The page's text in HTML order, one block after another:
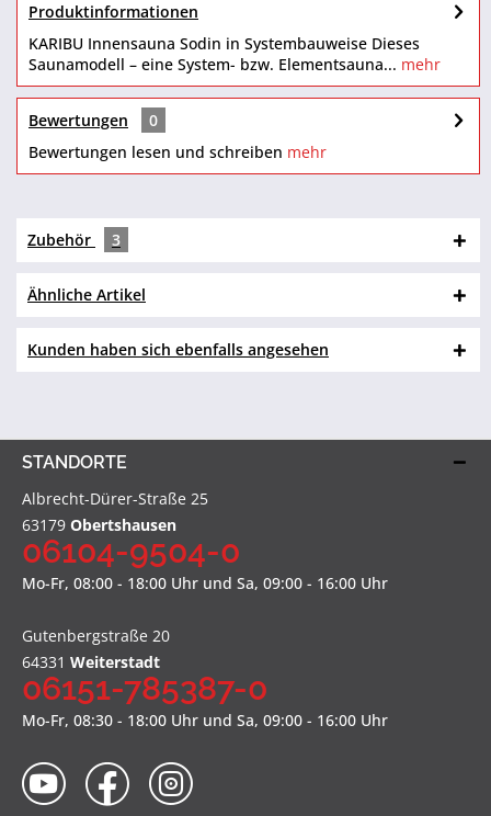
Produktinformationen
KARIBU Innensauna Sodin in Systembauweise Dieses
Saunamodell – eine System- bzw. Elementsauna... mehr
Bewertungen
0
Bewertungen lesen und schreiben mehr
Zubehör 3
Ähnliche Artikel
Kunden haben sich ebenfalls angesehen
STANDORTE
Albrecht-Dürer-Straße 25
63179 Obertshausen
06104-9504-0
Mo-Fr, 08:00 - 18:00 Uhr und Sa, 09:00 - 16:00 Uhr
Gutenbergstraße 20
64331 Weiterstadt
06151-785387-0
Mo-Fr, 08:30 - 18:00 Uhr und Sa, 09:00 - 16:00 Uhr